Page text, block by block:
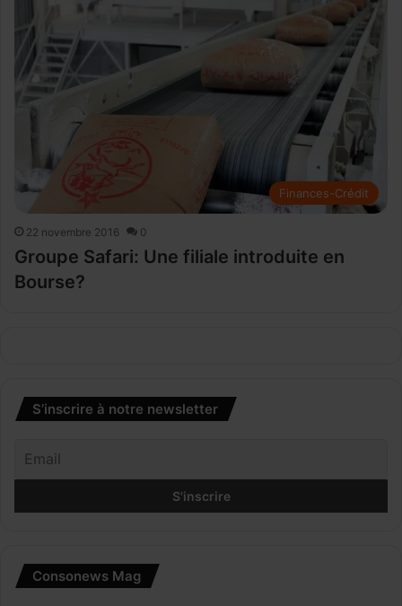
Finances-Crédit
22 novembre 2016 0
Groupe Safari: Une filiale introduite en
Bourse?
S’inscrire à notre newsletter
Consonews Mag